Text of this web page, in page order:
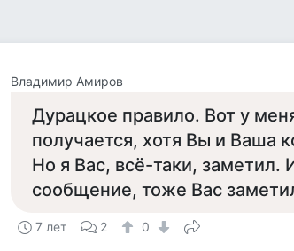
Владимир Амиров
Дурацкое правило. Вот у
получается, хотя Вы и Ваша
Но я Вас, всё-таки, заметил.
сообщение, тоже Вас
7 лет 2 0